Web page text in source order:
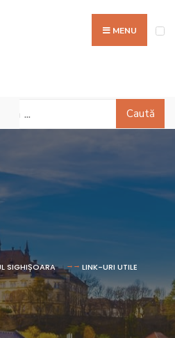
MENU
Caută
SIGHIȘOARA
LINK-URI UTILE